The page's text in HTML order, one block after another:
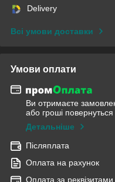
Delivery
Всі умови доставки
Умови оплати
Ви отримаєте
або гроші
Детальніше
Післяплата
Оплата на рахунок
Оплата за реквізитами